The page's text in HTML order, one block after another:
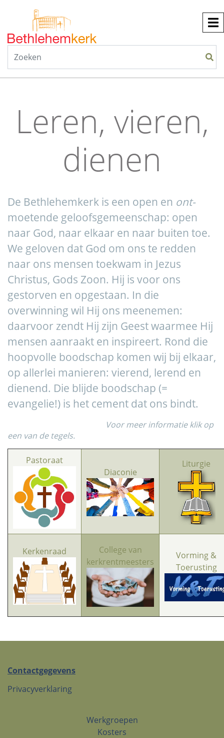
Leren, vieren,
dienen
De Bethlehemkerk is een open en ont-
moetende geloofsgemeenschap: open
naar God, naar elkaar en naar buiten toe.
We geloven dat God om ons te redden
naar ons mensen toekwam in Jezus
Christus, Gods Zoon. Hij is voor ons
gestorven en opgestaan. In die
overwinning wil Hij ons meenemen:
daarvoor zendt Hij zijn Geest waarmee Hij
mensen aanraakt en inspireert. Rond die
hoopvolle boodschap komen wij bij elkaar,
op allerlei manieren: vierend, lerend en
dienend. Die blijde boodschap (=
evangelie!) is het cement dat ons bindt.
Voor meer informatie klik op
een van de tegels.
Pastoraat
Diaconie
Liturgie
Kerkenraad
College van
kerkrentmeesters
Vorming &
Toerusting
Contactgegevens
Privacyverklaring
Werkgroepen
Kosters